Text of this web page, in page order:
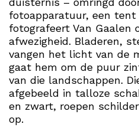
fotoapparatuur, een
fotografeert Van Gaalen
afwezigheid. Bladeren,
vangen het licht van de
gaat hem om de puur
van die landschappen.
afgebeeld in talloze
en zwart, roepen
op.